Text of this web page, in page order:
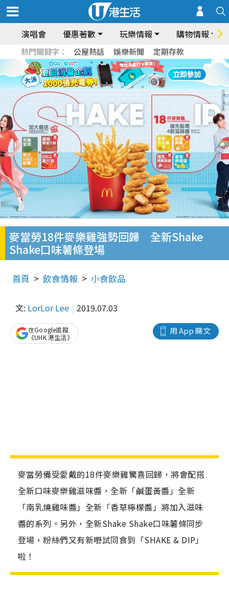
演唱會 優惠著數 玩樂情報 購物情報
熱門關鍵字： 公屋熱話 娛樂新聞 定期存款
麥當勞18件麥樂雞強勢回歸 全新Shake
Shake口味薯條登場
首頁 飲食情報 小食飲品
文: LorLor Lee 2019.07.03
用 App 睇文
在Google追蹤
《UHK 港生活》
麥當勞備受愛戴的18件麥樂雞驚喜回歸，將會配搭
全新口味麥樂雞滋味醬，全新「鹹蛋黃醬」全新
「南乳燒雞味醬」全新「香草檸檬醬」將加入滋味
醬的系列。另外，全新Shake Shake口味薯條同步
登場，粉絲們又有新嘢試同食到「SHAKE & DIP」
啦！